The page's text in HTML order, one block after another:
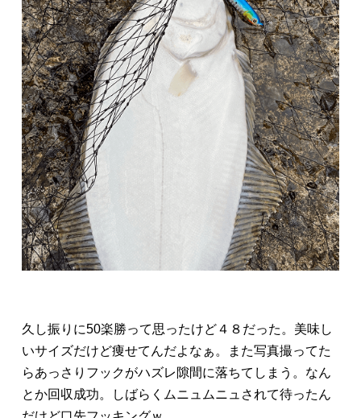
久し振りに50楽勝って思ったけど４８だった。美味し
いサイズだけど痩せてんだよなぁ。また写真撮ってた
らあっさりフックがハズレ隙間に落ちてしまう。なん
とか回収成功。しばらくムニュムニュされて待ったん